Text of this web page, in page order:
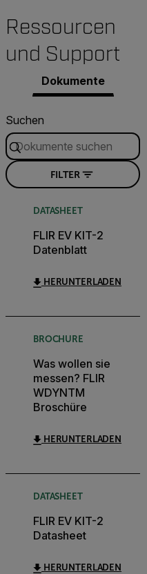
Ressourcen
und Support
Dokumente
Suchen
FILTER
DATASHEET
FLIR EV KIT-2
Datenblatt
HERUNTERLADEN
BROCHURE
Was wollen sie
messen? FLIR
WDYNTM
Broschüre
HERUNTERLADEN
DATASHEET
FLIR EV KIT-2
Datasheet
HERUNTERLADEN